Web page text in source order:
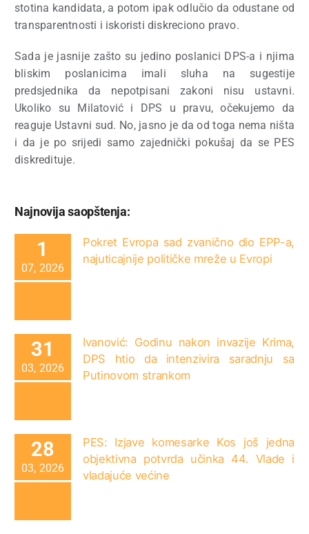
stotina kandidata, a potom ipak odlučio da odustane od
transparentnosti i iskoristi diskreciono pravo.
Sada je jasnije zašto su jedino poslanici DPS-a i njima
bliskim poslanicima imali sluha na sugestije
predsjednika da nepotpisani zakoni nisu ustavni.
Ukoliko su Milatović i DPS u pravu, očekujemo da
reaguje Ustavni sud. No, jasno je da od toga nema ništa
i da je po srijedi samo zajednički pokušaj da se PES
diskredituje.
Najnovija saopštenja:
1
07, 2026
Pokret Evropa sad zvanično dio EPP-a,
najuticajnije političke mreže u Evropi
31
03, 2026
Ivanović: Godinu nakon invazije Krima,
DPS htio da intenzivira saradnju sa
Putinovom strankom
28
03, 2026
PES: Izjave komesarke Kos još jedna
objektivna potvrda učinka 44. Vlade i
vladajuće većine